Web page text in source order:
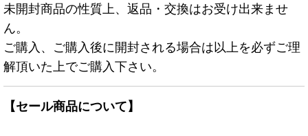
未開封商品の性質上、返品・交換はお受け出来ませ
ん。
ご購入、ご購入後に開封される場合は以上を必ずご理
解頂いた上でご購入下さい。
【セール商品について】